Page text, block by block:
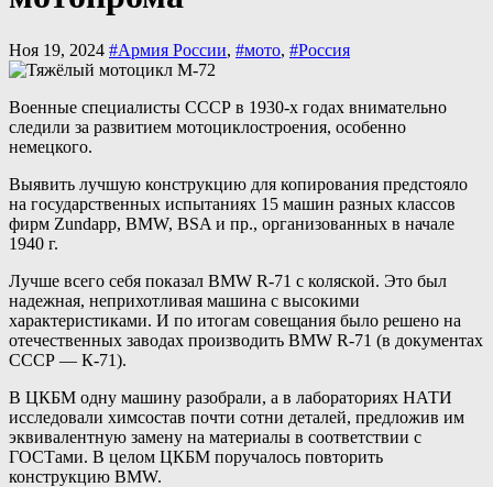
Ноя 19, 2024 #Армия России, #мото, #Россия
Военные специалисты СССР в 1930-х годах внимательно
следили за развитием мотоциклостроения, особенно
немецкого.
Выявить лучшую конструкцию для копирования предстояло
на государственных испытаниях 15 машин разных классов
фирм Zundapp, BMW, BSA и пр., организованных в начале
1940 г.
Лучше всего себя показал BMW R-71 с коляской. Это был
надежная, неприхотливая машина с высокими
характеристиками. И по итогам совещания было решено на
отечественных заводах производить BMW R-71 (в документах
СССР — К-71).
В ЦКБМ одну машину разобрали, а в лабораториях НАТИ
исследовали химсостав почти сотни деталей, предложив им
эквивалентную замену на материалы в соответствии с
ГОСТами. В целом ЦКБМ поручалось повторить
конструкцию BMW.